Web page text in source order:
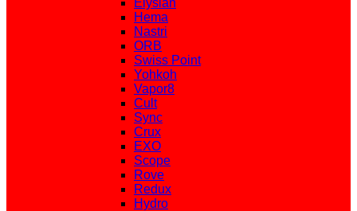
Elysian
Hema
Nastri
ORB
Swiss Point
Yohkoh
Vapor8
Cult
Sync
Crux
EXO
Scope
Rove
Redux
Hydro